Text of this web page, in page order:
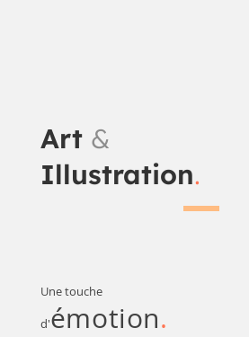
Art &
Illustration.
Une touche
d'émotion.